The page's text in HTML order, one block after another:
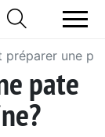
préparer une
pate